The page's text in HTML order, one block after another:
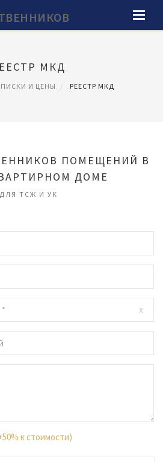
МКД
И ЦЕНЫ РЕЕСТР МКД
ПОМЕЩЕНИЙ В
ДОМЕ
ДЛЯ ТСЖ И УК
x
к стоимости)